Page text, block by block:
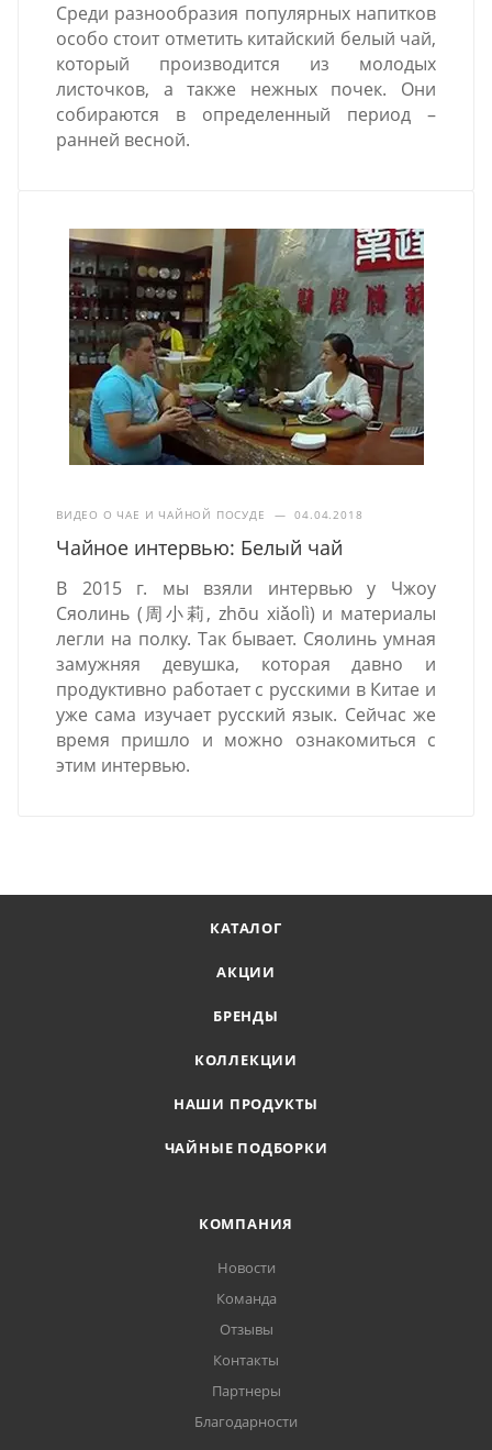
Среди разнообразия популярных напитков
особо стоит отметить китайский белый чай,
который производится из молодых
листочков, а также нежных почек. Они
собираются в определенный период –
ранней весной.
ВИДЕО О ЧАЕ И ЧАЙНОЙ ПОСУДЕ — 04.04.2018
Чайное интервью: Белый чай
В 2015 г. мы взяли интервью у Чжоу
Сяолинь (周小莉, zhōu xiǎolì) и материалы
легли на полку. Так бывает. Сяолинь умная
замужняя девушка, которая давно и
продуктивно работает с русскими в Китае и
уже сама изучает русский язык. Сейчас же
время пришло и можно ознакомиться с
этим интервью.
КАТАЛОГ
АКЦИИ
БРЕНДЫ
КОЛЛЕКЦИИ
НАШИ ПРОДУКТЫ
ЧАЙНЫЕ ПОДБОРКИ
КОМПАНИЯ
Новости
Команда
Отзывы
Контакты
Партнеры
Благодарности